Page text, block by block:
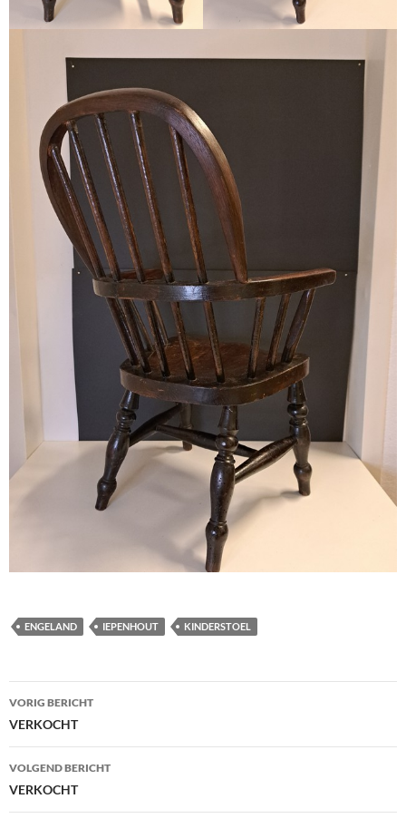
ENGELAND IEPENHOUT KINDERSTOEL
Berichtnavigatie
VORIG BERICHT
VERKOCHT
VOLGEND BERICHT
VERKOCHT